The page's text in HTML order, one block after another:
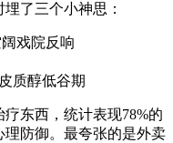
了三个小神思：
戏院反响
质醇低谷期
东西，统计表现78%的
防御。最夸张的是外卖